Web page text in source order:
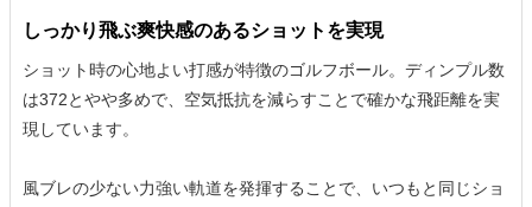
しっかり飛ぶ爽快感のあるショットを実現
ショット時の心地よい打感が特徴のゴルフボール。ディンプル数
は372とやや多めで、空気抵抗を減らすことで確かな飛距離を実
現しています。
風ブレの少ない力強い軌道を発揮することで、いつもと同じショ